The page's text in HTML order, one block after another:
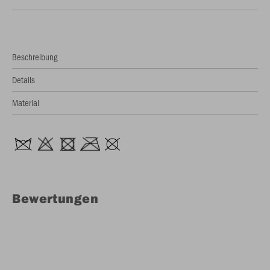
Beschreibung
Details
Material
Bewertungen